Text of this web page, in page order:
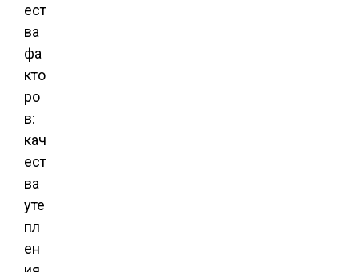
ест
ва
фа
кто
ро
в:
кач
ест
ва
уте
пл
ен